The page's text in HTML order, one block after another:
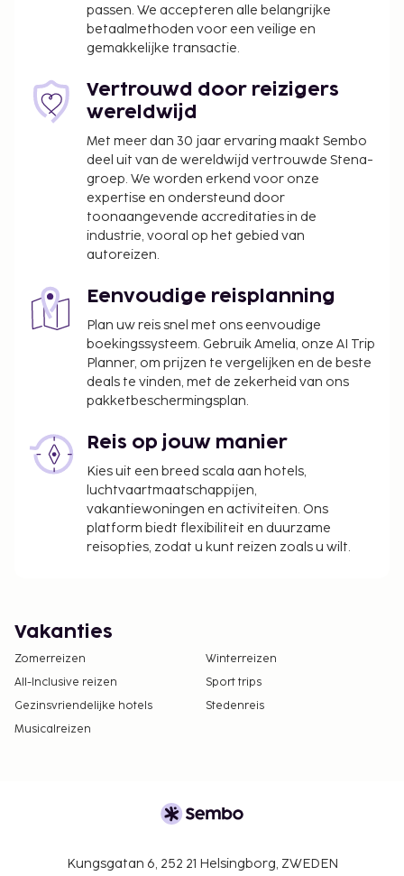
passen. We accepteren alle belangrijke
betaalmethoden voor een veilige en
gemakkelijke transactie.
Vertrouwd door reizigers
wereldwijd
Met meer dan 30 jaar ervaring maakt Sembo
deel uit van de wereldwijd vertrouwde Stena-
groep. We worden erkend voor onze
expertise en ondersteund door
toonaangevende accreditaties in de
industrie, vooral op het gebied van
autoreizen.
Eenvoudige reisplanning
Plan uw reis snel met ons eenvoudige
boekingssysteem. Gebruik Amelia, onze AI Trip
Planner, om prijzen te vergelijken en de beste
deals te vinden, met de zekerheid van ons
pakketbeschermingsplan.
Reis op jouw manier
Kies uit een breed scala aan hotels,
luchtvaartmaatschappijen,
vakantiewoningen en activiteiten. Ons
platform biedt flexibiliteit en duurzame
reisopties, zodat u kunt reizen zoals u wilt.
Vakanties
Zomerreizen
Winterreizen
All-Inclusive reizen
Sport trips
Gezinsvriendelijke hotels
Stedenreis
Musicalreizen
Kungsgatan 6, 252 21 Helsingborg, ZWEDEN